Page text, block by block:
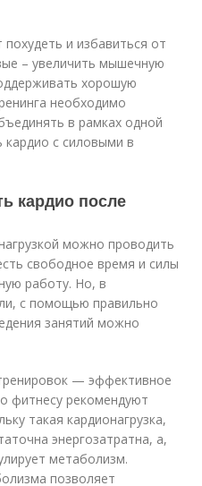
и избавиться от
– увеличить мышечную
хорошую
необходимо
в рамках одной
кардио с силовыми в
кардио после
можно проводить
свободное время и силы
работу. Но, в
с помощью правильно
занятий можно
— эффективное
фитнесу рекомендуют
такая кардионагрузка,
энергозатратна, а,
метаболизм.
позволяет